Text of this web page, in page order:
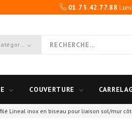
01.75.42.77.88
Toutes nos catégories
COUVERTURE
Lineal inox en biseau pour liaison sol/mur